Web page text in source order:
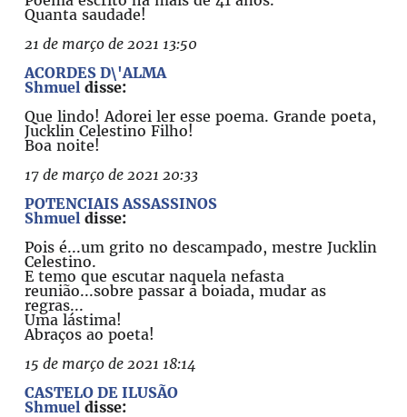
Quanta saudade!
21 de março de 2021 13:50
ACORDES D\'ALMA
Shmuel disse:
Que lindo! Adorei ler esse poema. Grande poeta,
Jucklin Celestino Filho!
Boa noite!
17 de março de 2021 20:33
POTENCIAIS ASSASSINOS
Shmuel disse:
Pois é...um grito no descampado, mestre Jucklin
Celestino.
E temo que escutar naquela nefasta
reunião...sobre passar a boiada, mudar as
regras...
Uma lástima!
Abraços ao poeta!
15 de março de 2021 18:14
CASTELO DE ILUSÃO
Shmuel disse: